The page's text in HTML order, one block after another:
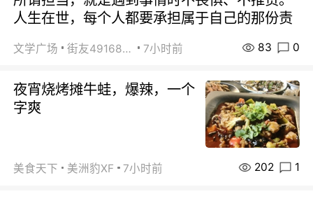
人生在世，每个人都要承担属于自己的那份责
文学广场 街友49168527 7小时前 83 0
夜宵烧烤摊牛蛙，爆辣，一个
字爽
美食天下 美洲豹XF 7小时前 202 1